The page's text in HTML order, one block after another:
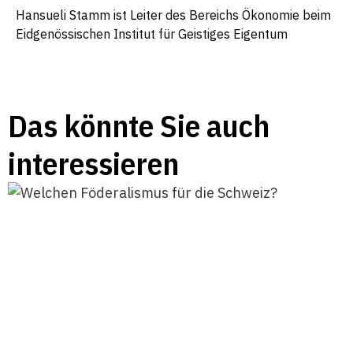
Hansueli Stamm ist Leiter des Bereichs Ökonomie beim
Eidgenössischen Institut für Geistiges Eigentum
Das könnte Sie auch
interessieren